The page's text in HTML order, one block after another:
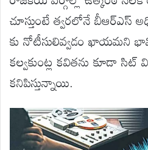
చూస్తుంటే త్వరలోనే
కు నోటీసులివ్వడం ఖాయమని
కల్వకుంట్ల కవితను కూడా
కనిపిస్తున్నాయి.